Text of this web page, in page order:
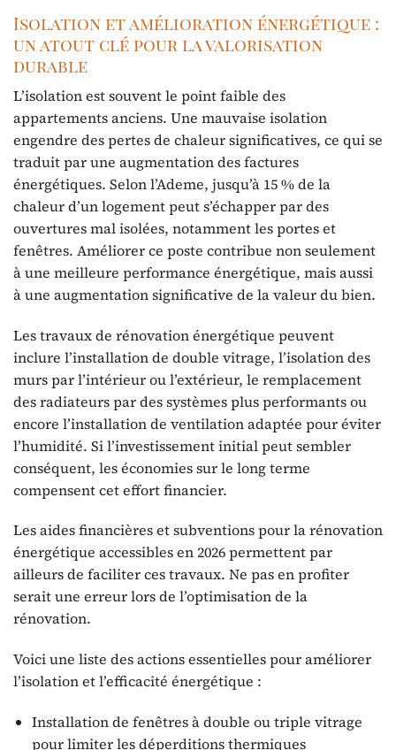
Isolation et amélioration énergétique :
un atout clé pour la valorisation
durable
L’isolation est souvent le point faible des
appartements anciens. Une mauvaise isolation
engendre des pertes de chaleur significatives, ce qui se
traduit par une augmentation des factures
énergétiques. Selon l’Ademe, jusqu’à 15 % de la
chaleur d’un logement peut s’échapper par des
ouvertures mal isolées, notamment les portes et
fenêtres. Améliorer ce poste contribue non seulement
à une meilleure performance énergétique, mais aussi
à une augmentation significative de la valeur du bien.
Les travaux de rénovation énergétique peuvent
inclure l’installation de double vitrage, l’isolation des
murs par l’intérieur ou l’extérieur, le remplacement
des radiateurs par des systèmes plus performants ou
encore l’installation de ventilation adaptée pour éviter
l’humidité. Si l’investissement initial peut sembler
conséquent, les économies sur le long terme
compensent cet effort financier.
Les aides financières et subventions pour la rénovation
énergétique accessibles en 2026 permettent par
ailleurs de faciliter ces travaux. Ne pas en profiter
serait une erreur lors de l’optimisation de la
rénovation.
Voici une liste des actions essentielles pour améliorer
l’isolation et l’efficacité énergétique :
Installation de fenêtres à double ou triple vitrage
pour limiter les déperditions thermiques